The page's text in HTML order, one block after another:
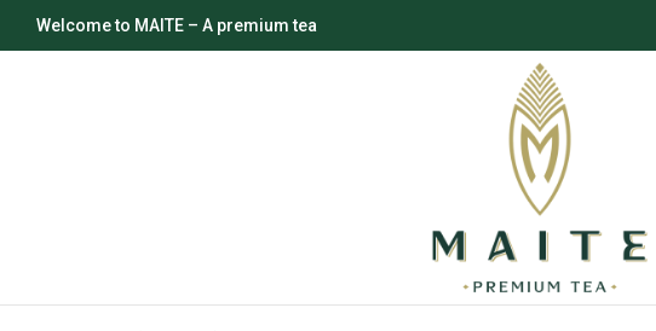
Welcome to MAITE – A premium tea